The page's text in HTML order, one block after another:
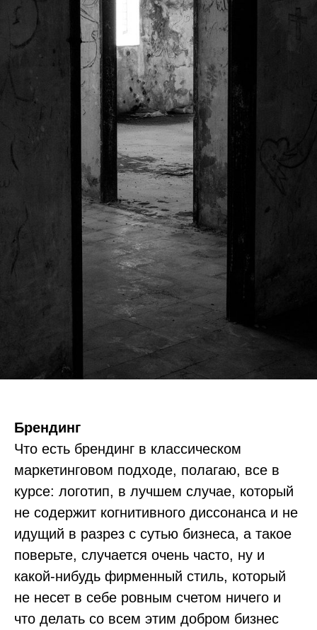
Брендинг
Что есть брендинг в классическом
маркетинговом подходе, полагаю, все в
курсе: логотип, в лучшем случае, который
не содержит когнитивного диссонанса и не
идущий в разрез с сутью бизнеса, а такое
поверьте, случается очень часто, ну и
какой-нибудь фирменный стиль, который
не несет в себе ровным счетом ничего и
что делать со всем этим добром бизнес